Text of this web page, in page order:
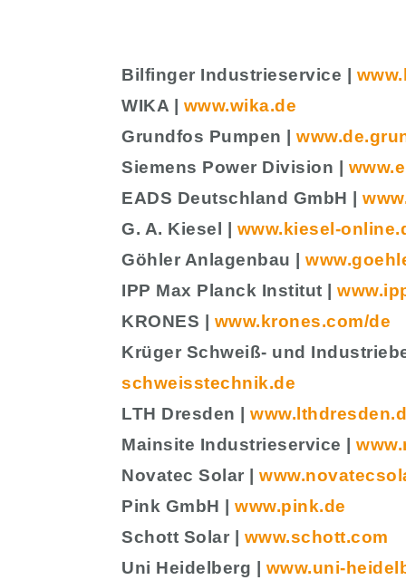
Bilfinger Industrieservice |
WIKA | www.wika.de
Grundfos Pumpen |
Siemens Power Division |
EADS Deutschland GmbH |
G. A. Kiesel | www.kiesel-
Göhler Anlagenbau |
IPP Max Planck Institut |
KRONES | www.krones.com/de
Krüger Schweiß- und
schweisstechnik.de
LTH Dresden |
Mainsite Industrieservice |
Novatec Solar |
Pink GmbH |www.pink.de
Schott Solar | www.schott.com
Uni Heidelberg | www.uni-